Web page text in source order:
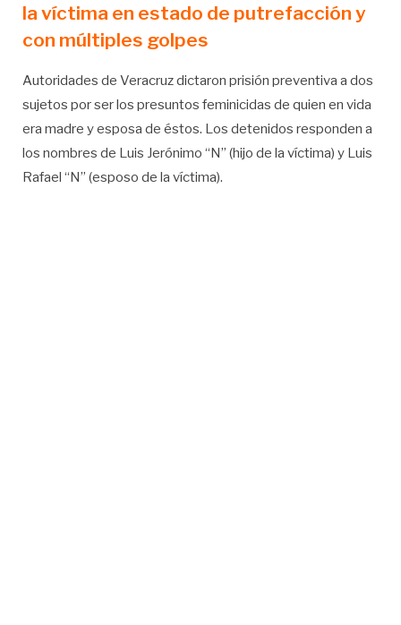
la víctima en estado de putrefacción y
con múltiples golpes
Autoridades de Veracruz dictaron prisión preventiva a dos
sujetos por ser los presuntos feminicidas de quien en vida
era madre y esposa de éstos. Los detenidos responden a
los nombres de Luis Jerónimo “N” (hijo de la víctima) y Luis
Rafael “N” (esposo de la víctima).